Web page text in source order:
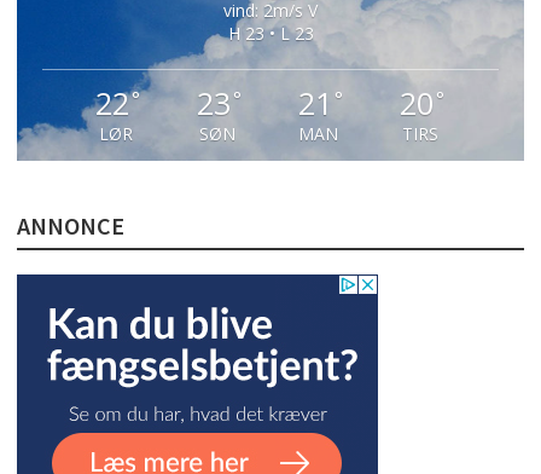
vind: 2m/s V
H 23 • L 23
22°
LØR
23 °
SØN
21 °
MAN
20 °
TIRS
ANNONCE